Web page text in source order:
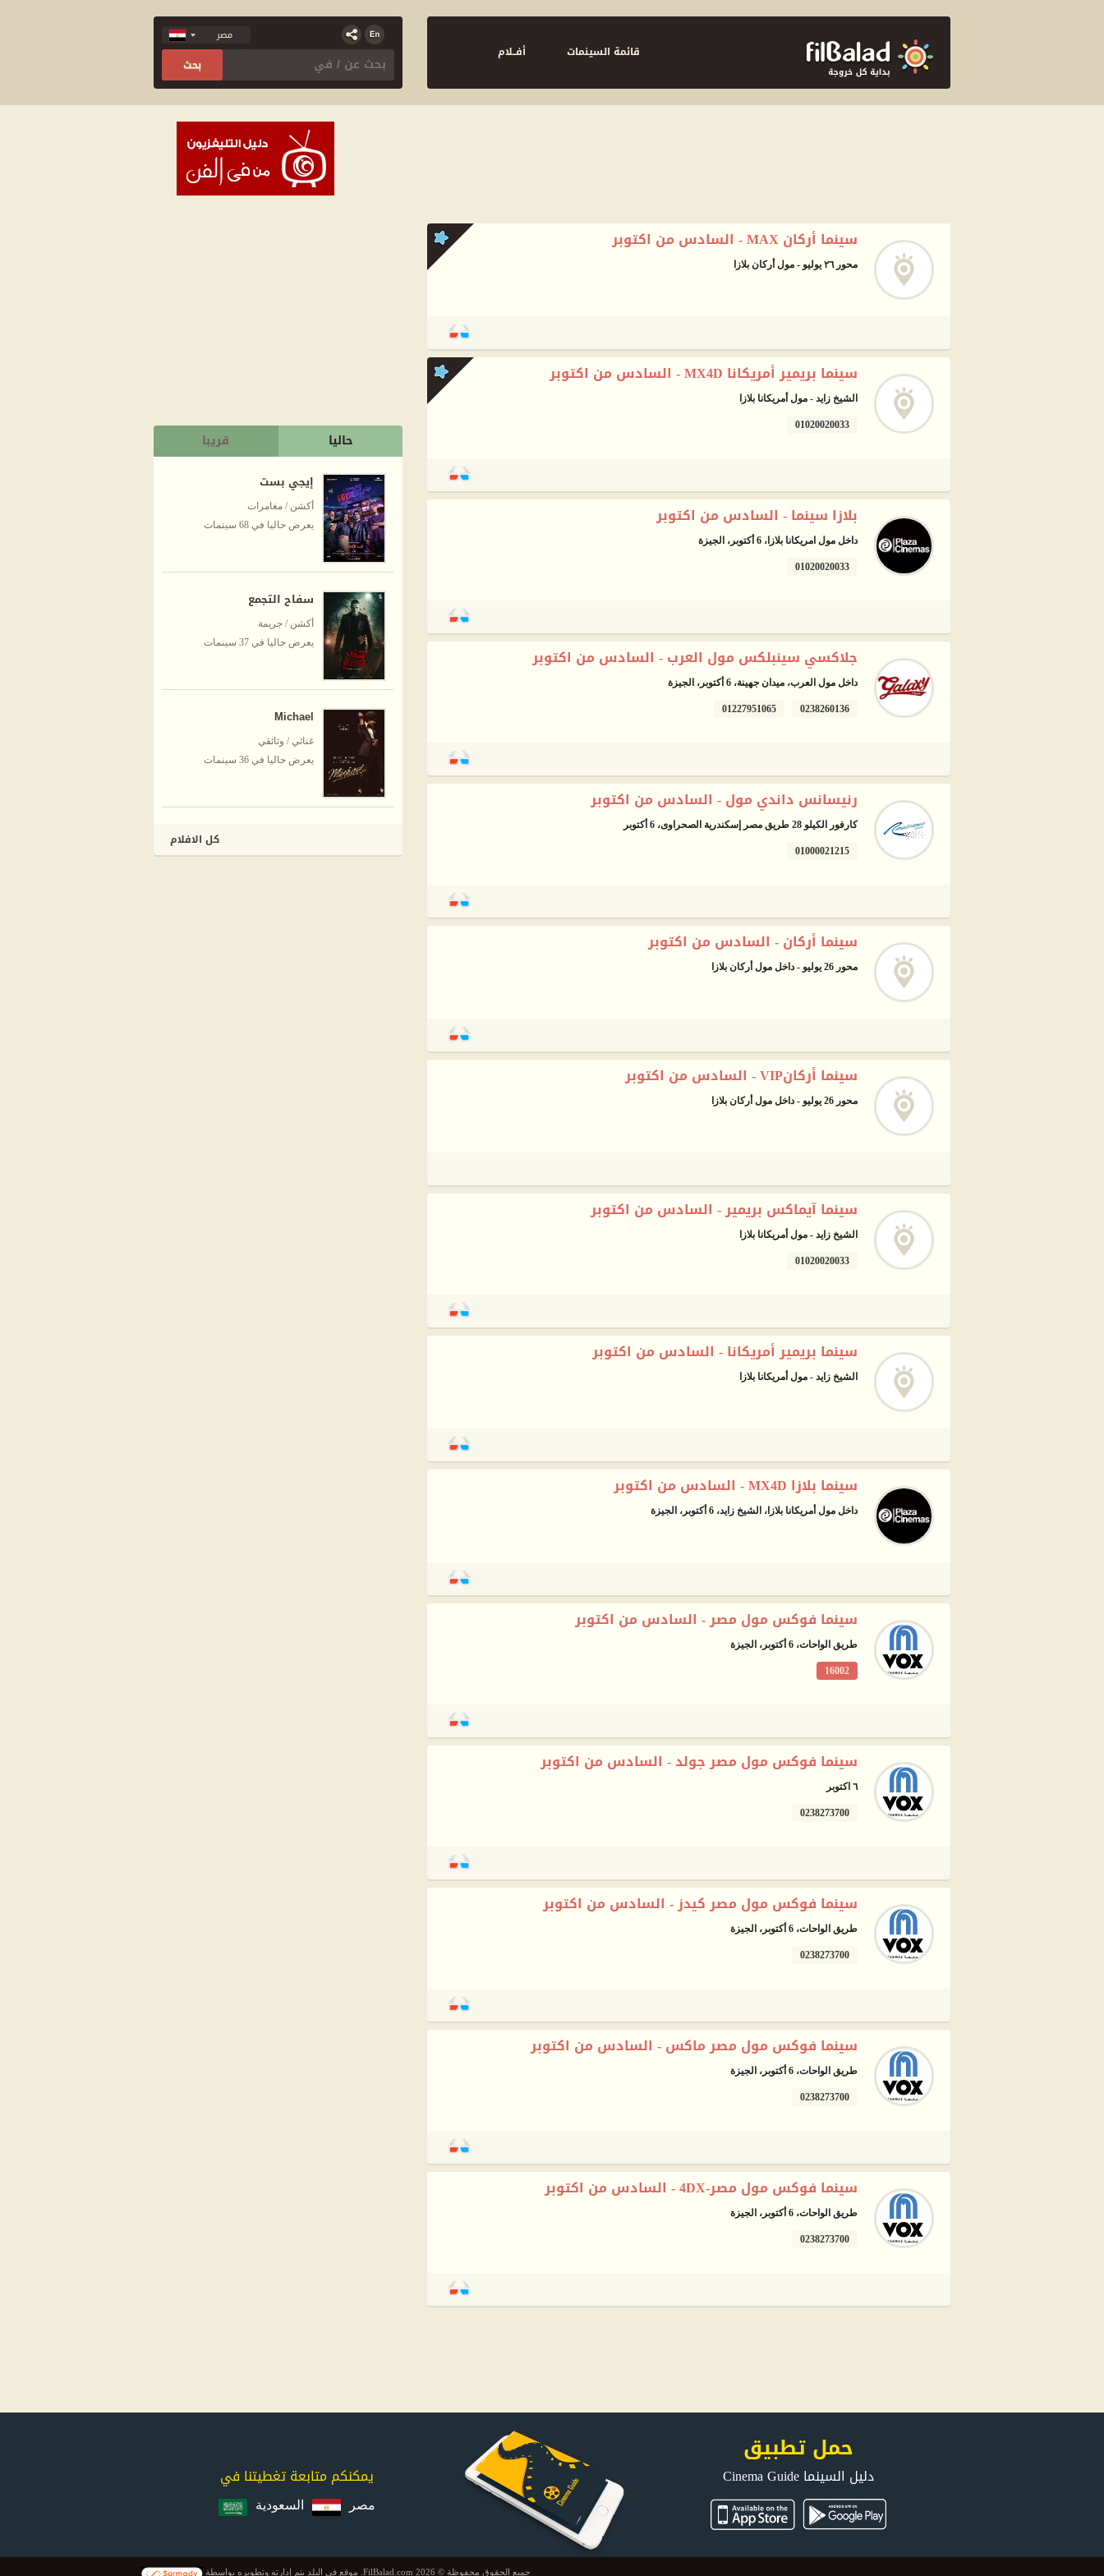
قائمة السينمات أفــلام
سينما أركان MAX - السادس من اكتوبر
محور ٢٦ يوليو - مول أركان بلازا
سينما بريمير أمريكانا MX4D - السادس من اكتوبر
الشيخ زايد - مول أمريكانا بلازا
01020020033
بلازا سينما - السادس من اكتوبر
داخل مول امريكانا بلازا، 6 أكتوبر، الجيزة
01020020033
جلاكسي سينبلكس مول العرب - السادس من اكتوبر
داخل مول العرب، ميدان جهينة، 6 أكتوبر، الجيزة
0238260136
01227951065
رنيسانس داندي مول - السادس من اكتوبر
كارفور الكيلو 28 طريق مصر إسكندرية الصحراوى، 6 أكتوبر
01000021215
سينما أركان - السادس من اكتوبر
محور 26 يوليو - داخل مول أركان بلازا
سينما أركانVIP - السادس من اكتوبر
محور 26 يوليو - داخل مول أركان بلازا
سينما آيماكس بريمير - السادس من اكتوبر
الشيخ زايد - مول أمريكانا بلازا
01020020033
سينما بريمير أمريكانا - السادس من اكتوبر
الشيخ زايد - مول أمريكانا بلازا
سينما بلازا MX4D - السادس من اكتوبر
داخل مول أمريكانا بلازا، الشيخ زايد، 6 أكتوبر، الجيزة
سينما فوكس مول مصر - السادس من اكتوبر
طريق الواحات، 6 أكتوبر، الجيزة
16002
سينما فوكس مول مصر جولد - السادس من اكتوبر
٦ اكتوبر
0238273700
سينما فوكس مول مصر كيدز - السادس من اكتوبر
طريق الواحات، 6 أكتوبر، الجيزة
0238273700
سينما فوكس مول مصر ماكس - السادس من اكتوبر
طريق الواحات، 6 أكتوبر، الجيزة
0238273700
سينما فوكس مول مصر-4DX - السادس من اكتوبر
طريق الواحات، 6 أكتوبر، الجيزة
0238273700
حاليا قريبا
إيجي بست
أكشن / مغامرات
يعرض حاليا في 68 سينمات
سفاح التجمع
أكشن / جريمة
يعرض حاليا في 37 سينمات
Michael
غنائي / وثائقي
يعرض حاليا في 36 سينمات
كل الافلام
حمل تطبيق
دليل السينما Cinema Guide يمكنكم متابعة تغطيتنا في
مصر السعودية
جميع الحقوق محفوظة © 2026 FilBalad.com. موقع في البلد يتم إدارته وتطويره بواسطة